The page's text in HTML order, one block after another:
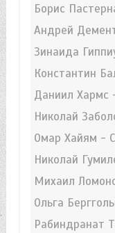
Борис
Андрей
Зинаида
Константин
Даниил Хармс
Николай
Омар Хайям -
Николай
Михаил
Ольга
Рабиндранат